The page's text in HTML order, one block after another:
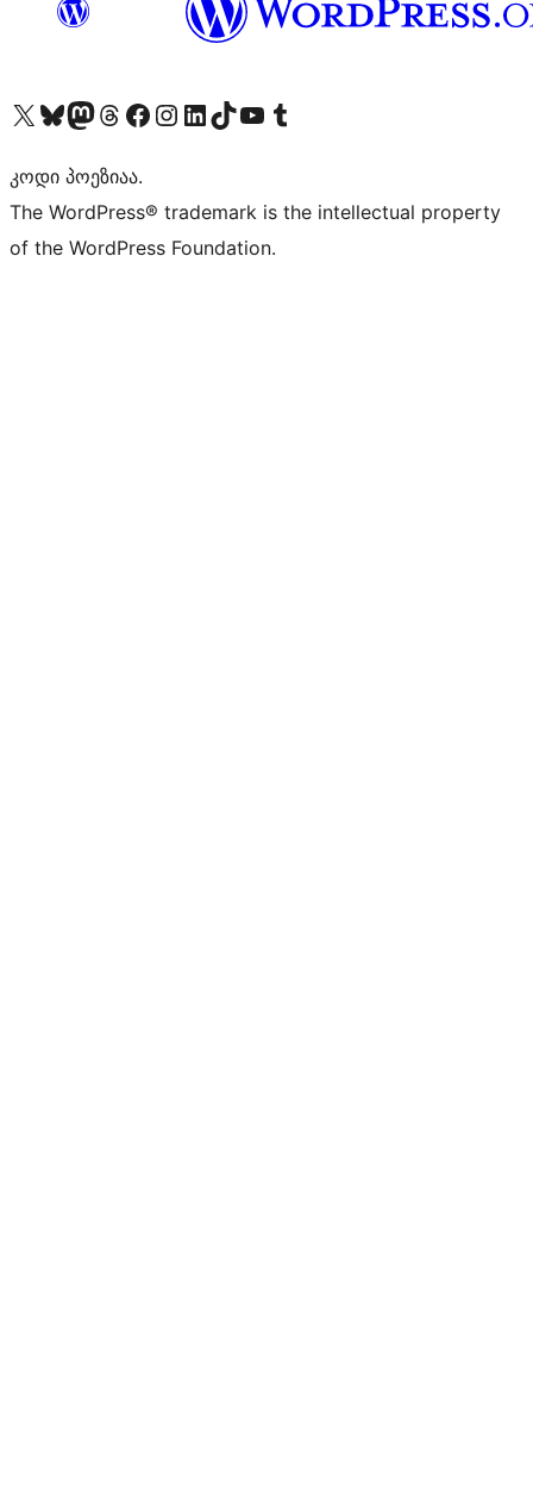
Visit our X (formerly Twitter) account
Visit our Bluesky account
Visit our Mastodon account
Visit our Threads account
Visit our Facebook page
Visit our Instagram account
Visit our LinkedIn account
Visit our TikTok account
Visit our YouTube channel
Visit our Tumblr account
კოდი პოეზიაა.
The WordPress® trademark is the intellectual property
of the WordPress Foundation.